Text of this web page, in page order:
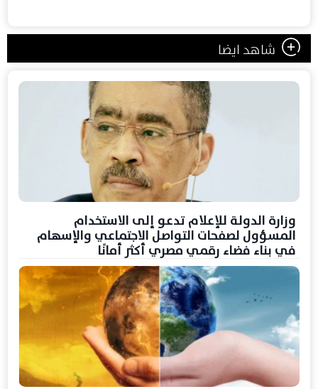
شاهد ايضا
وزارة الدولة للإعلام تدعو إلى الاستخدام
المسؤول لصفحات التواصل الاجتماعي والإسهام
في بناء فضاء رقمي مصري أكثر أمانًا